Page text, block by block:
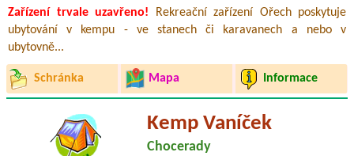
Zařízení trvale uzavřeno! Rekreační zařízení Ořech poskytuje
ubytování v kempu - ve stanech či karavanech a nebo v
ubytovně...
Schránka Mapa Informace
Kemp Vaníček
Chocerady